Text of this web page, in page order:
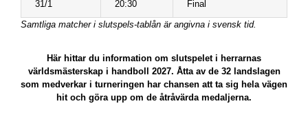
31/1 20:30
Final
Samtliga matcher i slutspels-tablån är angivna i svensk tid.
Här hittar du information om slutspelet i herrarnas
världsmästerskap i handboll 2027. Åtta av de 32 landslagen
som medverkar i turneringen har chansen att ta sig hela vägen
hit och göra upp om de åtråvärda medaljerna.